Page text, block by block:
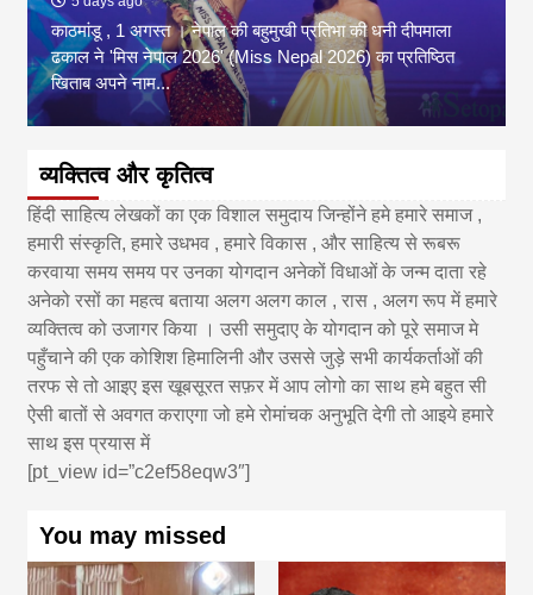
काठमांडू , 1 अगस्त । नेपाल की बहुमुखी प्रतिभा की धनी दीपमाला
ढकाल ने 'मिस नेपाल 2026' (Miss Nepal 2026) का प्रतिष्ठित
खिताब अपने नाम...
व्यक्तित्व और कृतित्व
हिंदी साहित्य लेखकों का एक विशाल समुदाय जिन्होंने हमे हमारे समाज ,
हमारी संस्कृति, हमारे उधभव , हमारे विकास , और साहित्य से रूबरू
करवाया समय समय पर उनका योगदान अनेकों विधाओं के जन्म दाता रहे
अनेको रसों का महत्व बताया अलग अलग काल , रास , अलग रूप में हमारे
व्यक्तित्व को उजागर किया । उसी समुदाए के योगदान को पूरे समाज मे
पहुँचाने की एक कोशिश हिमालिनी और उससे जुड़े सभी कार्यकर्ताओं की
तरफ से तो आइए इस खूबसूरत सफ़र में आप लोगो का साथ हमे बहुत सी
ऐसी बातों से अवगत कराएगा जो हमे रोमांचक अनुभूति देगी तो आइये हमारे
साथ इस प्रयास में
[pt_view id=”c2ef58eqw3″]
You may missed